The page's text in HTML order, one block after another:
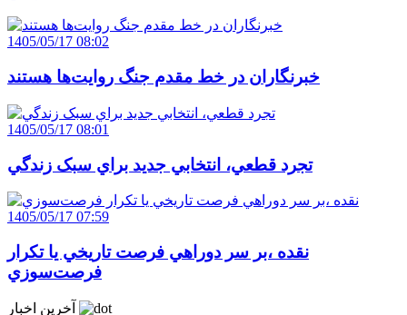
1405/05/17 08:02
خبرنگاران در خط مقدم جنگ روايت‌ها هستند
1405/05/17 08:01
تجرد قطعي، انتخابي جديد براي سبک زندگي
1405/05/17 07:59
نقده ،بر سر دوراهي فرصت تاريخي يا تکرار
فرصت‌سوزي